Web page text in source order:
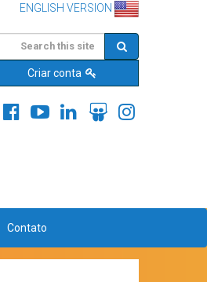
ENGLISH VERSION
Criar conta
Contato